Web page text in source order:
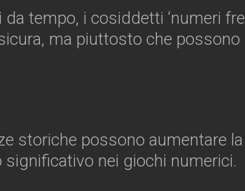
tempo, i cosiddetti ‘numeri
ma piuttosto che
storiche possono aumentare
nei giochi numerici.